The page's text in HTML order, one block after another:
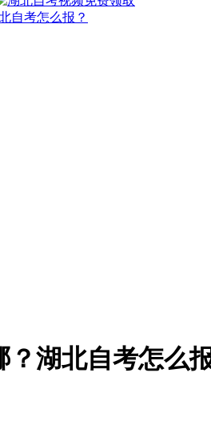
自考怎么报？
湖北自考怎么